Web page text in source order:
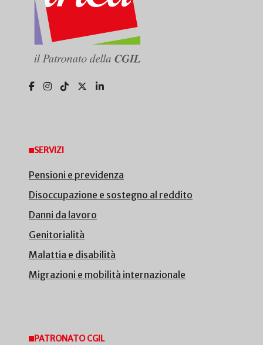
SERVIZI
Pensioni e previdenza
Disoccupazione e sostegno al reddito
Danni da lavoro
Genitorialità
Malattia e disabilità
Migrazioni e mobilità internazionale
PATRONATO CGIL